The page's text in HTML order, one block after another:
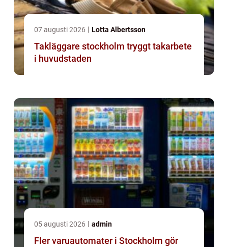
07 augusti 2026 Lotta Albertsson
Takläggare stockholm tryggt takarbete
i huvudstaden
05 augusti 2026 admin
Fler varuautomater i Stockholm gör